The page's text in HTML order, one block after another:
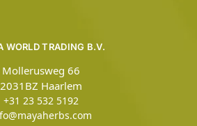
WORLD TRADING B.V.
Mollerusweg 66
2031BZ Haarlem
+31 23 532 5192